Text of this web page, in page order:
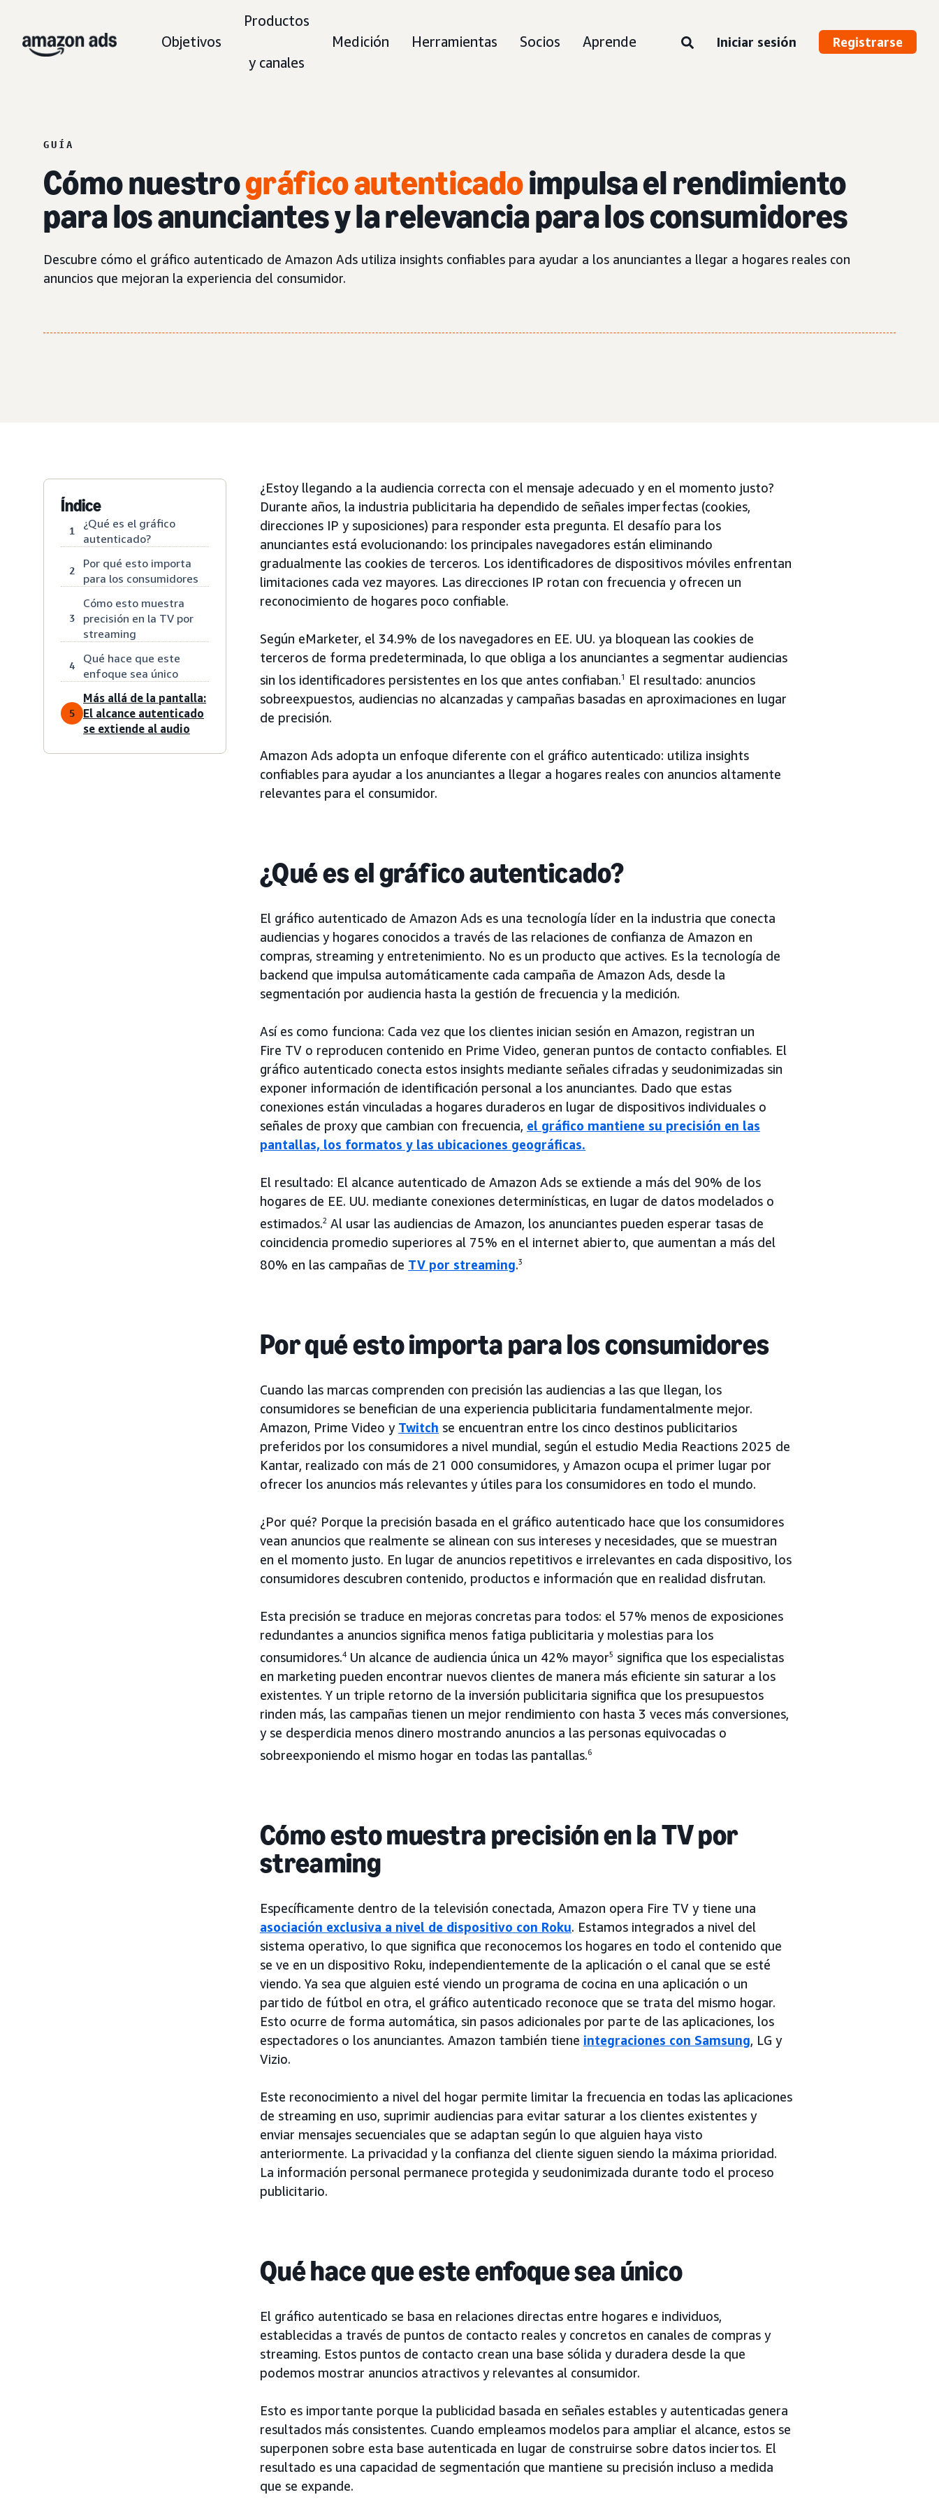
Objetivos
Productos
y canales
Medición Herramientas Socios Aprende Iniciar sesión Registrarse
GUÍA
Cómo nuestrográfico autenticadoimpulsa el rendimiento
para los anunciantes y la relevancia para los consumidores
Descubre cómo el gráfico autenticado de Amazon Ads utiliza insights confiables para ayudar a los anunciantes a llegar a hogares reales con
anuncios que mejoran la experiencia del consumidor.
Índice
1
¿Qué es el gráfico
autenticado?
2
Por qué esto importa
para los consumidores
3
Cómo esto muestra
precisión en la TV por
streaming
4
Qué hace que este
enfoque sea único
5
Más allá de la pantalla:
El alcance autenticado
se extiende al audio
¿Estoy llegando a la audiencia correcta con el mensaje adecuado y en el momento justo?
Durante años, la industria publicitaria ha dependido de señales imperfectas (cookies,
direcciones IP y suposiciones) para responder esta pregunta. El desafío para los
anunciantes está evolucionando: los principales navegadores están eliminando
gradualmente las cookies de terceros. Los identificadores de dispositivos móviles enfrentan
limitaciones cada vez mayores. Las direcciones IP rotan con frecuencia y ofrecen un
reconocimiento de hogares poco confiable.
Según eMarketer, el 34.9% de los navegadores en EE. UU. ya bloquean las cookies de
terceros de forma predeterminada, lo que obliga a los anunciantes a segmentar audiencias
sin los identificadores persistentes en los que antes confiaban.1
El resultado: anuncios
sobreexpuestos, audiencias no alcanzadas y campañas basadas en aproximaciones en lugar
de precisión.
Amazon Ads adopta un enfoque diferente con el gráfico autenticado: utiliza insights
confiables para ayudar a los anunciantes a llegar a hogares reales con anuncios altamente
relevantes para el consumidor.
¿Qué es el gráfico autenticado?
El gráfico autenticado de Amazon Ads es una tecnología líder en la industria que conecta
audiencias y hogares conocidos a través de las relaciones de confianza de Amazon en
compras, streaming y entretenimiento. No es un producto que actives. Es la tecnología de
backend que impulsa automáticamente cada campaña de Amazon Ads, desde la
segmentación por audiencia hasta la gestión de frecuencia y la medición.
Así es como funciona: Cada vez que los clientes inician sesión en Amazon, registran un
Fire TV o reproducen contenido en Prime Video, generan puntos de contacto confiables. El
gráfico autenticado conecta estos insights mediante señales cifradas y seudonimizadas sin
exponer información de identificación personal a los anunciantes. Dado que estas
conexiones están vinculadas a hogares duraderos en lugar de dispositivos individuales o
señales de proxy que cambian con frecuencia, el gráfico mantiene su precisión en las
pantallas, los formatos y las ubicaciones geográficas.
El resultado: El alcance autenticado de Amazon Ads se extiende a más del 90% de los
hogares de EE. UU. mediante conexiones determinísticas, en lugar de datos modelados o
estimados.2 Al usar las audiencias de Amazon, los anunciantes pueden esperar tasas de
coincidencia promedio superiores al 75% en el internet abierto, que aumentan a más del
80% en las campañas de TV por streaming.3
Por qué esto importa para los consumidores
Cuando las marcas comprenden con precisión las audiencias a las que llegan, los
consumidores se benefician de una experiencia publicitaria fundamentalmente mejor.
Amazon, Prime Video y Twitch se encuentran entre los cinco destinos publicitarios
preferidos por los consumidores a nivel mundial, según el estudio Media Reactions 2025 de
Kantar, realizado con más de 21 000 consumidores, y Amazon ocupa el primer lugar por
ofrecer los anuncios más relevantes y útiles para los consumidores en todo el mundo.
¿Por qué? Porque la precisión basada en el gráfico autenticado hace que los consumidores
vean anuncios que realmente se alinean con sus intereses y necesidades, que se muestran
en el momento justo. En lugar de anuncios repetitivos e irrelevantes en cada dispositivo, los
consumidores descubren contenido, productos e información que en realidad disfrutan.
Esta precisión se traduce en mejoras concretas para todos: el 57% menos de exposiciones
redundantes a anuncios significa menos fatiga publicitaria y molestias para los
consumidores.4 Un alcance de audiencia única un 42% mayor5 significa que los especialistas
en marketing pueden encontrar nuevos clientes de manera más eficiente sin saturar a los
existentes. Y un triple retorno de la inversión publicitaria significa que los presupuestos
rinden más, las campañas tienen un mejor rendimiento con hasta 3 veces más conversiones,
y se desperdicia menos dinero mostrando anuncios a las personas equivocadas o
sobreexponiendo el mismo hogar en todas las pantallas.6
Cómo esto muestra precisión en la TV por
streaming
Específicamente dentro de la televisión conectada, Amazon opera Fire TV y tiene una
asociación exclusiva a nivel de dispositivo con Roku. Estamos integrados a nivel del
sistema operativo, lo que significa que reconocemos los hogares en todo el contenido que
se ve en un dispositivo Roku, independientemente de la aplicación o el canal que se esté
viendo. Ya sea que alguien esté viendo un programa de cocina en una aplicación o un
partido de fútbol en otra, el gráfico autenticado reconoce que se trata del mismo hogar.
Esto ocurre de forma automática, sin pasos adicionales por parte de las aplicaciones, los
espectadores o los anunciantes. Amazon también tiene integraciones con Samsung, LG y
Vizio.
Este reconocimiento a nivel del hogar permite limitar la frecuencia en todas las aplicaciones
de streaming en uso, suprimir audiencias para evitar saturar a los clientes existentes y
enviar mensajes secuenciales que se adaptan según lo que alguien haya visto
anteriormente. La privacidad y la confianza del cliente siguen siendo la máxima prioridad.
La información personal permanece protegida y seudonimizada durante todo el proceso
publicitario.
Qué hace que este enfoque sea único
El gráfico autenticado se basa en relaciones directas entre hogares e individuos,
establecidas a través de puntos de contacto reales y concretos en canales de compras y
streaming. Estos puntos de contacto crean una base sólida y duradera desde la que
podemos mostrar anuncios atractivos y relevantes al consumidor.
Esto es importante porque la publicidad basada en señales estables y autenticadas genera
resultados más consistentes. Cuando empleamos modelos para ampliar el alcance, estos se
superponen sobre esta base autenticada en lugar de construirse sobre datos inciertos. El
resultado es una capacidad de segmentación que mantiene su precisión incluso a medida
que se expande.